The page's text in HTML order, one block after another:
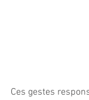
Ces gestes